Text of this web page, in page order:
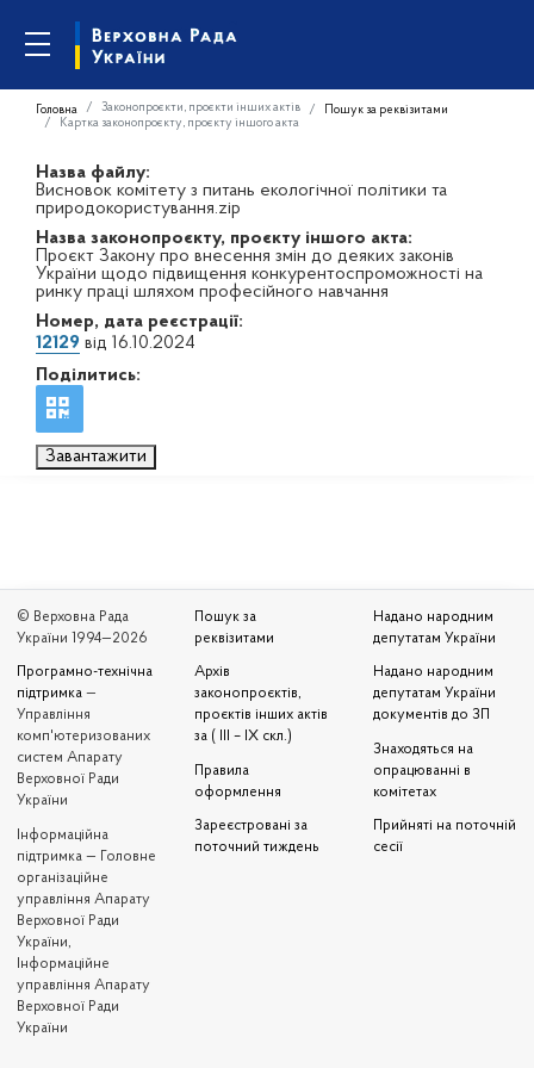
Головна Законопроєкти, проєкти інших актів
Пошук за реквізитами
Картка законопроєкту, проєкту іншого акта
Назва файлу:
Висновок комітету з питань екологічної політики та
природокористування.zip
Назва законопроєкту, проєкту іншого акта:
Проєкт Закону про внесення змін до деяких законів
України щодо підвищення конкурентоспроможності на
ринку праці шляхом професійного навчання
Номер, дата реєстрації:
12129 від 16.10.2024
Поділитись:
Завантажити
© Верховна Рада
України 1994—2026
Програмно-технічна
підтримка —
Управління
комп'ютеризованих
систем Апарату
Верховної Ради
України
Iнформаційна
підтримка — Головне
організаційне
управління Апарату
Верховної Ради
України,
Інформаційне
управління Апарату
Верховної Ради
України
Пошук за
реквізитами
Архів
законопроєктів,
проєктів інших актів
за ( III – IX скл.)
Правила
оформлення
Зареєстровані за
поточний тиждень
Надано народним
депутатам України
Надано народним
депутатам України
документів до ЗП
Знаходяться на
опрацюванні в
комітетах
Прийняті на поточній
сесії